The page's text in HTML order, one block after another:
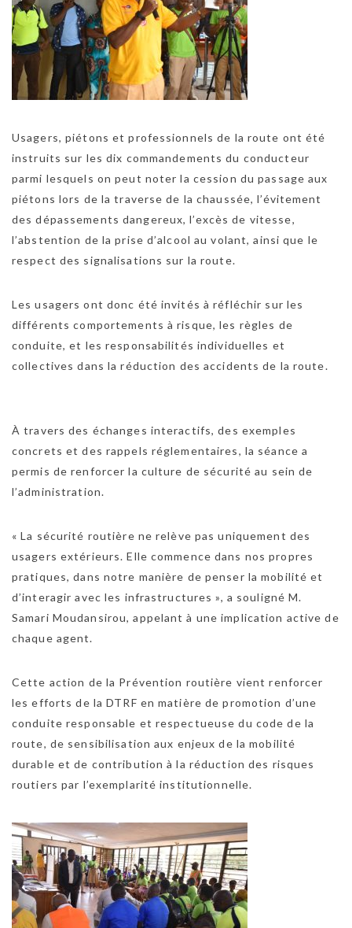
Usagers, piétons et professionnels de la route ont été
instruits sur les dix commandements du conducteur
parmi lesquels on peut noter la cession du passage aux
piétons lors de la traverse de la chaussée, l’évitement
des dépassements dangereux, l’excès de vitesse,
l’abstention de la prise d’alcool au volant, ainsi que le
respect des signalisations sur la route.
Les usagers ont donc été invités à réfléchir sur les
différents comportements à risque, les règles de
conduite, et les responsabilités individuelles et
collectives dans la réduction des accidents de la route.
À travers des échanges interactifs, des exemples
concrets et des rappels réglementaires, la séance a
permis de renforcer la culture de sécurité au sein de
l’administration.
« La sécurité routière ne relève pas uniquement des
usagers extérieurs. Elle commence dans nos propres
pratiques, dans notre manière de penser la mobilité et
d’interagir avec les infrastructures », a souligné M.
Samari Moudansirou, appelant à une implication active de
chaque agent.
Cette action de la Prévention routière vient renforcer
les efforts de la DTRF en matière de promotion d’une
conduite responsable et respectueuse du code de la
route, de sensibilisation aux enjeux de la mobilité
durable et de contribution à la réduction des risques
routiers par l’exemplarité institutionnelle.